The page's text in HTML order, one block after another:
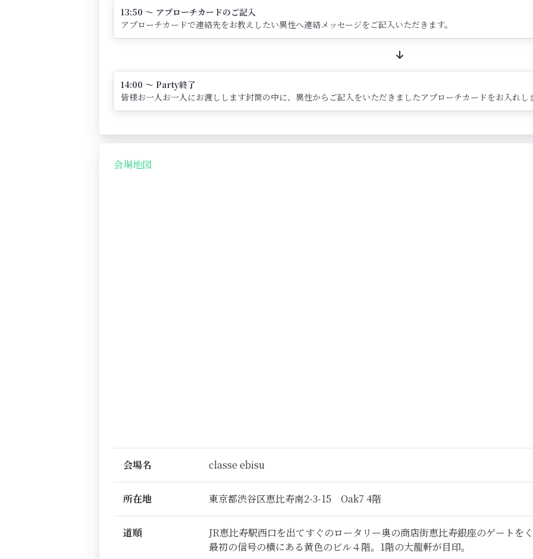
13:50 ～ アプローチカードのご記入
アプローチカードで連絡先をお教えしたい異性へ連絡メッセージをご記入いただきます。
14:00 ～ Party終了
皆様お一人お一人にお渡しします封筒の中に、異性からご記入をいただきましたアプローチカードをお入れし
会場地図
会場名 classe ebisu
所在地 東京都渋谷区恵比寿南2-3-15 Oak7 4階
道順
JR恵比寿駅西口を出てすぐのロータリー奥の商店街恵比寿銀座のゲートを
最初の信号の横にある黄色のビル４階。1階の大龍軒が目印。